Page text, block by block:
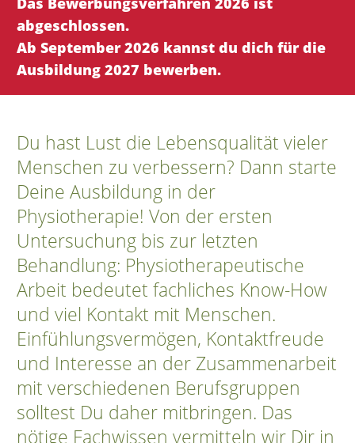
abgeschlossen.
Ab September 2026 kannst du dich für die
Ausbildung 2027 bewerben.
Du hast Lust die Lebensqualität vieler
Menschen zu verbessern? Dann starte
Deine Ausbildung in der
Physiotherapie! Von der ersten
Untersuchung bis zur letzten
Behandlung: Physiotherapeutische
Arbeit bedeutet fachliches Know-How
und viel Kontakt mit Menschen.
Einfühlungsvermögen, Kontaktfreude
und Interesse an der Zusammenarbeit
mit verschiedenen Berufsgruppen
solltest Du daher mitbringen. Das
nötige Fachwissen vermitteln wir Dir in